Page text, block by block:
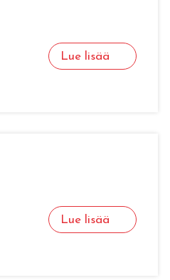
Lue lisää
Lue lisää